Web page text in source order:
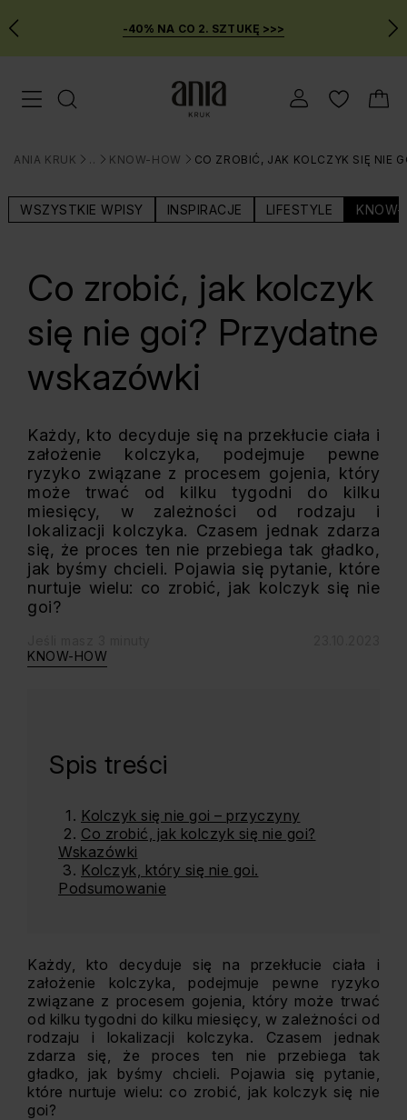
Przejdź
do
MENU
-40% NA CO 2. SZTUKĘ >>>
Menu mobilne
ANIA KRUK
>
BLOG
>
KNOW-HOW
>
CO ZROBIĆ, JAK KOLCZYK SIĘ NIE
WSZYSTKIE WPISY INSPIRACJE LIFESTYLE KNOW-
Co zrobić, jak kolczyk
się nie goi? Przydatne
wskazówki
Każdy, kto decyduje się na przekłucie ciała i
założenie kolczyka, podejmuje pewne
ryzyko związane z procesem gojenia, który
może trwać od kilku tygodni do kilku
miesięcy, w zależności od rodzaju i
lokalizacji kolczyka. Czasem jednak zdarza
się, że proces ten nie przebiega tak gładko,
jak byśmy chcieli. Pojawia się pytanie, które
nurtuje wielu: co zrobić, jak kolczyk się nie
goi?
KNOW-HOW
Spis treści
Kolczyk się nie goi – przyczyny
Co zrobić, jak kolczyk się nie goi?
Wskazówki
Kolczyk, który się nie goi.
Podsumowanie
Każdy, kto decyduje się na przekłucie ciała i
założenie kolczyka, podejmuje pewne ryzyko
związane z procesem gojenia, który może trwać
od kilku tygodni do kilku miesięcy, w zależności od
rodzaju i lokalizacji kolczyka. Czasem jednak
zdarza się, że proces ten nie przebiega tak
gładko, jak byśmy chcieli. Pojawia się pytanie,
które nurtuje wielu: co zrobić, jak kolczyk się nie
goi?